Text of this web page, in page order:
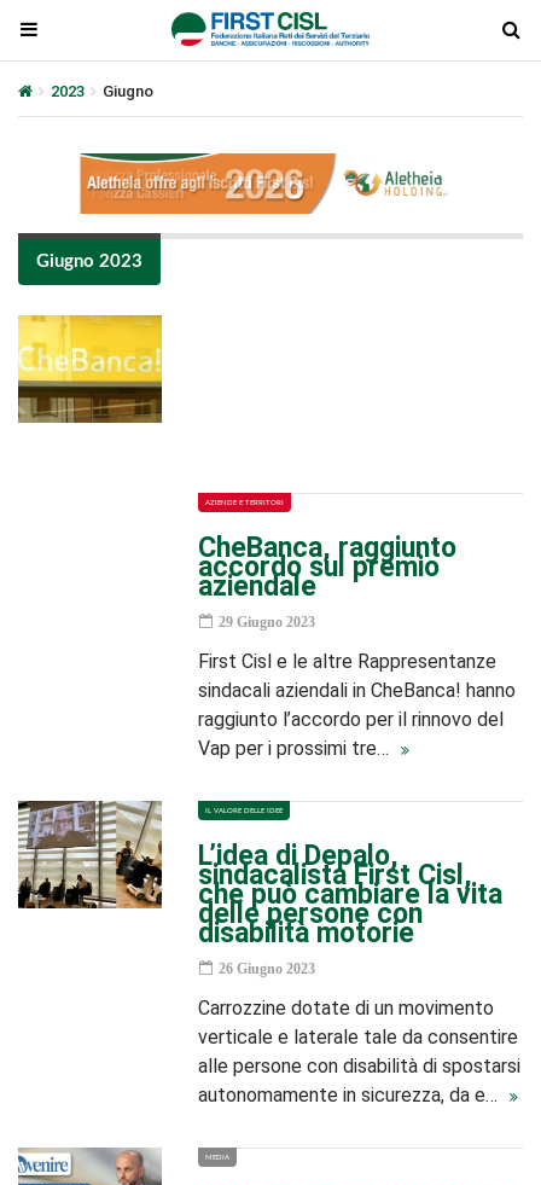
2023 Giugno
Giugno 2023
AZIENDE E TERRITORI
CheBanca, raggiunto
accordo sul premio
aziendale
29 Giugno 2023
First Cisl e le altre Rappresentanze
sindacali aziendali in CheBanca! hanno
raggiunto l’accordo per il rinnovo del
Vap per i prossimi tre…
IL VALORE DELLE IDEE
L’idea di Depalo,
sindacalista First Cisl,
che può cambiare la vita
delle persone con
disabilità motorie
26 Giugno 2023
Carrozzine dotate di un movimento
verticale e laterale tale da consentire
alle persone con disabilità di spostarsi
autonomamente in sicurezza, da e…
MEDIA